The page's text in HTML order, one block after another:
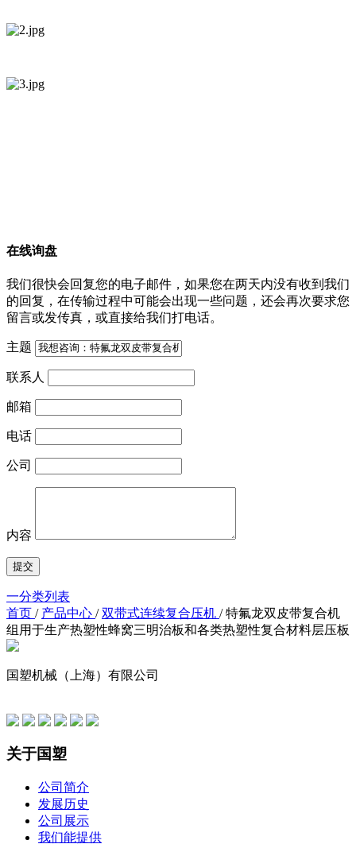
在线询盘
我们很快会回复您的电子邮件，如果您在两天内没有收到我们
的回复，在传输过程中可能会出现一些问题，还会再次要求您
留言或发传真，或直接给我们打电话。
主题
联系人
邮箱
电话
公司
内容
一分类列表
首页 / 产品中心 /双带式连续复合压机 /特氟龙双皮带复合机
组用于生产热塑性蜂窝三明治板和各类热塑性复合材料层压板
国塑机械（上海）有限公司
关于国塑
公司简介
发展历史
公司展示
我们能提供